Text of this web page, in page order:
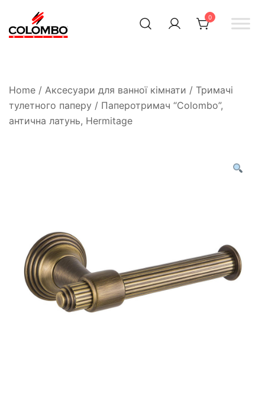
0
Home / Аксесуари для ванної кімнати / Тримачі
тулетного паперу / Паперотримач “Colombo”,
антична латунь, Hermitage